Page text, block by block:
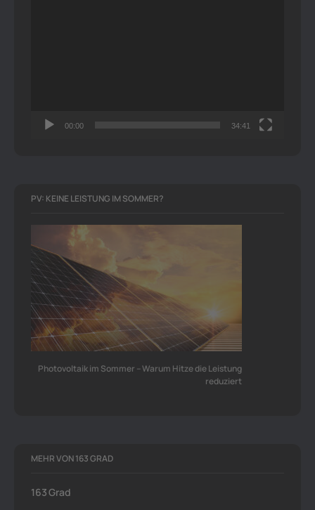
00:00 34:41
PV: KEINE LEISTUNG IM SOMMER?
Photovoltaik im Sommer – Warum Hitze die Leistung
reduziert
MEHR VON 163 GRAD
163 Grad